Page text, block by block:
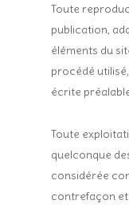
Toute
publication,
éléments du
procédé
écrite
Toute
quelconque
considérée
contrefaçon